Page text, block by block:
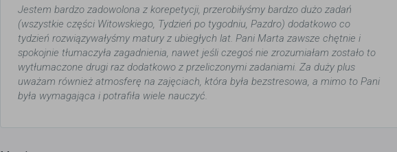
Jestem bardzo zadowolona z korepetycji, przerobiłyśmy bardzo dużo zadań
(wszystkie części Witowskiego, Tydzień po tygodniu, Pazdro) dodatkowo co
tydzień rozwiązywałyśmy matury z ubiegłych lat. Pani Marta zawsze chętnie i
spokojnie tłumaczyła zagadnienia, nawet jeśli czegoś nie zrozumiałam zostało to
wytłumaczone drugi raz dodatkowo z przeliczonymi zadaniami. Za duży plus
uważam również atmosferę na zajęciach, która była bezstresowa, a mimo to Pani
była wymagająca i potrafiła wiele nauczyć.